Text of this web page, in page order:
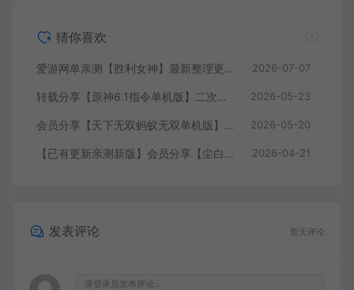
猜你喜欢
爱游网单亲测【胜利女神】最新整理更新第7版148.10.5NIKKE胜利女神妮姬单机版方舟活动148版本官服GM可无限抽卡全剧情免虚拟机一键端视频安装教学 2026-07-07
转载分享【原神6.1指令单机版】二次元网游单机版 指令模拟端 登录 战斗 地图 魔物 背包 抽卡 商店 MOD 未亲测图文教学 2026-05-23
会员分享【天下无双蚂蚁无双单机版】最新整理单机版本 带GM命令后台 武侠怀旧网游 免虚拟机一键端 配套视频教学 2026-05-20
【已有更新亲测新版】会员分享【尘白单机版】二次元射击类网游单机版一键端 2026-04-21
发表评论 暂无评论